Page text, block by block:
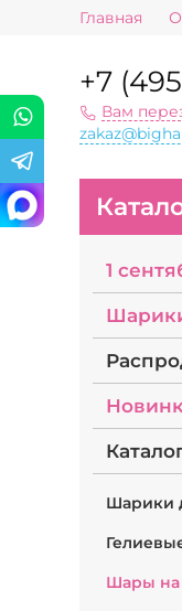
Главная О
+7
Вам
1
Шарики
Шары на